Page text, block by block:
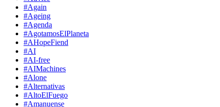
#Again
#Ageing
#Agenda
#AgotamosElPlaneta
#AHopeFiend
#AI
#AI-free
#AIMachines
#Alone
#Alternativas
#AltoElFuego
#Amanuense